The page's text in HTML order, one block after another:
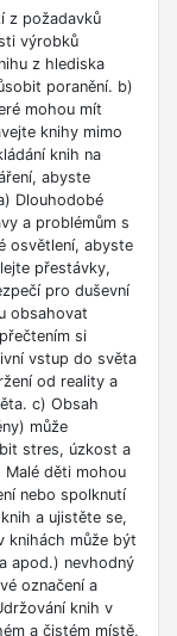
z požadavků
výrobků
z hlediska
poranění. b)
mohou mít
knihy mimo
knih na
abyste
Dlouhodobé
a problémům s
osvětlení, abyste
přestávky,
pro duševní
obsahovat
si
vstup do světa
od reality a
c) Obsah
může
stres, úzkost a
děti mohou
nebo spolknutí
a ujistěte se,
knihách může být
apod.) nevhodný
označení a
knih v
a čistém místě,